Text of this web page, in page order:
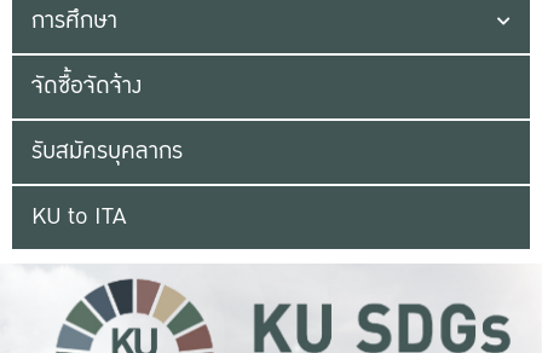
การศึกษา
จัดซื้อจัดจ้าง
รับสมัครบุคลากร
KU to ITA